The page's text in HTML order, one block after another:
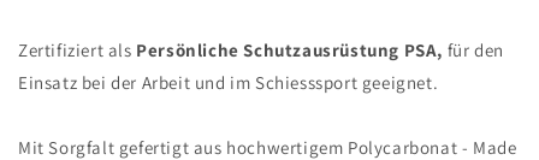
Zertifiziert als Persönliche Schutzausrüstung PSA, für den
Einsatz bei der Arbeit und im Schiesssport geeignet.
Mit Sorgfalt gefertigt aus hochwertigem Polycarbonat - Made